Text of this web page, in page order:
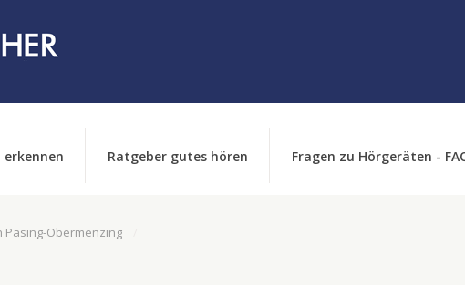
Ratgeber gutes hören Fragen zu Hörgeräten -
Pasing-Obermenzing